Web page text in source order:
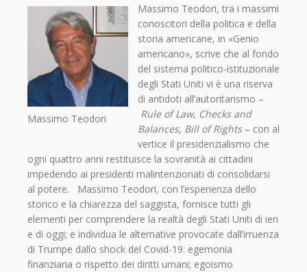
Massimo Teodori
Massimo Teodori, tra i massimi
conoscitori della politica e della
storia americane, in «Genio
americano», scrive che al fondo
del sistema politico-istituzionale
degli Stati Uniti vi è una riserva
di antidoti all’autoritarismo –
Rule of Law, Checks and
Balances, Bill of Rights– con al
vertice il presidenzialismo che
ogni quattro anni restituisce la sovranità ai cittadini
impedendo ai presidenti malintenzionati di consolidarsi
al potere. Massimo Teodori, con l’esperienza dello
storico e la chiarezza del saggista, fornisce tutti gli
elementi per comprendere la realtà degli Stati Uniti di ieri
e di oggi; e individua le alternative provocate dall’irruenza
di Trumpe dallo shock del Covid-19: egemonia
finanziaria o rispetto dei diritti umani; egoismo